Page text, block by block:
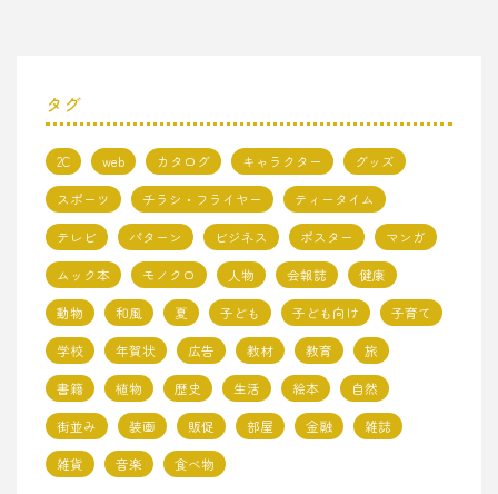
タグ
2C web カタログ キャラクター
グッズ
スポーツ
チラシ・フライヤー
ティータイム
テレビ
パターン ビジネス ポスター
マンガ
ムック本
モノクロ 人物 会報誌
健康
動物
和風 夏 子ども 子ども向け
子育て
学校
年賀状 広告 教材 教育
旅
書籍
植物 歴史 生活 絵本
自然
街並み
装画 販促 部屋 金融
雑誌
雑貨
音楽 食べ物